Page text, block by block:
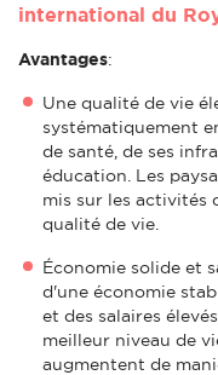
international du
Avantages:
Une qualité de vie
systématiquement
de santé, de ses
éducation. Les
mis sur les activités
qualité de vie.
Économie solide et
d'une économie
et des salaires
meilleur niveau de
augmentent de